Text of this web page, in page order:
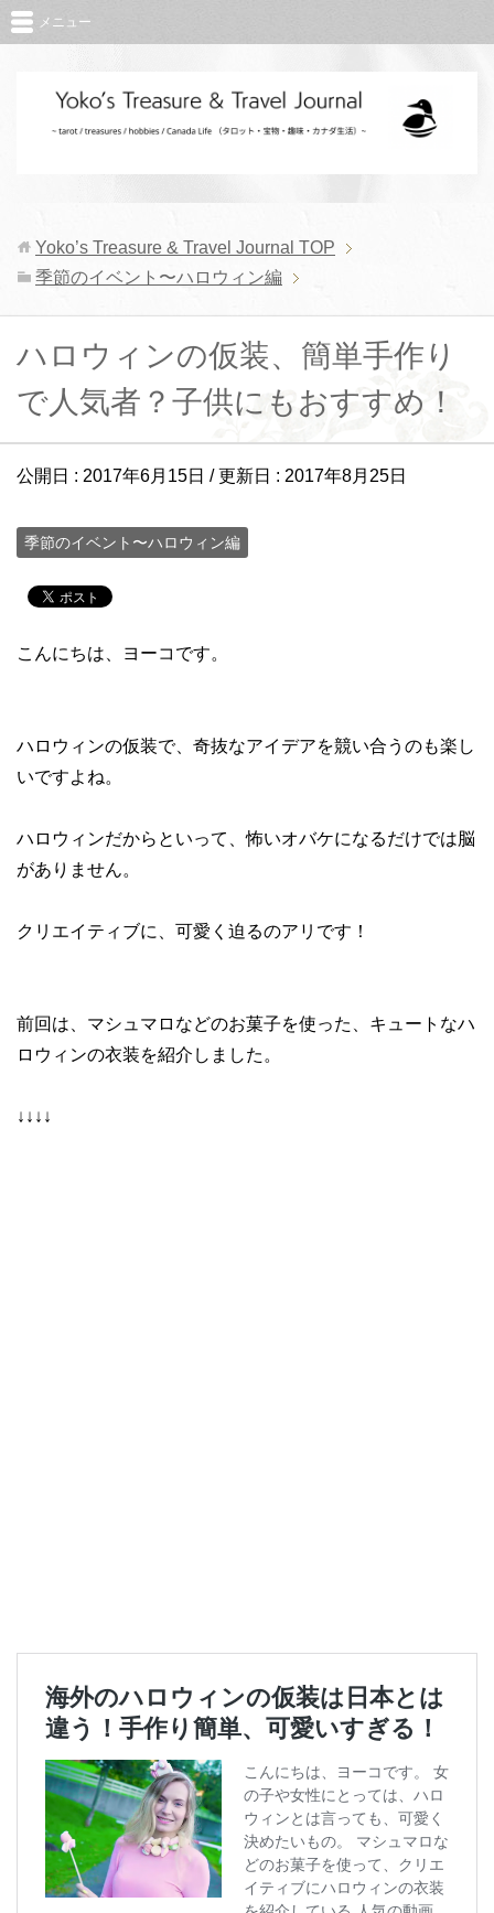
メニュー
Yoko’s Treasure & Travel Journal TOP
季節のイベント〜ハロウィン編
ハロウィンの仮装、簡単手作り
で人気者？子供にもおすすめ！
公開日 : 2017年6月15日 / 更新日 : 2017年8月25日
季節のイベント〜ハロウィン編
こんにちは、ヨーコです。
ハロウィンの仮装で、奇抜なアイデアを競い合うのも楽し
いですよね。
ハロウィンだからといって、怖いオバケになるだけでは脳
がありません。
クリエイティブに、可愛く迫るのアリです！
前回は、マシュマロなどのお菓子を使った、キュートなハ
ロウィンの衣装を紹介しました。
↓↓↓↓